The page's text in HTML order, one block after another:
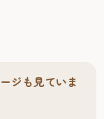
ジも見ていま